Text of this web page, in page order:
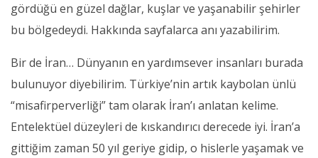
gördüğü en güzel dağlar, kuşlar ve yaşanabilir şehirler
bu bölgedeydi. Hakkında sayfalarca anı yazabilirim.
Bir de İran… Dünyanın en yardımsever insanları burada
bulunuyor diyebilirim. Türkiye’nin artık kaybolan ünlü
“misafirperverliği” tam olarak İran’ı anlatan kelime.
Entelektüel düzeyleri de kıskandırıcı derecede iyi. İran’a
gittiğim zaman 50 yıl geriye gidip, o hislerle yaşamak ve